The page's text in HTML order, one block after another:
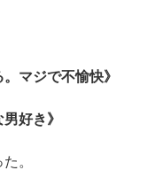
マジで不愉快》
好き》
。